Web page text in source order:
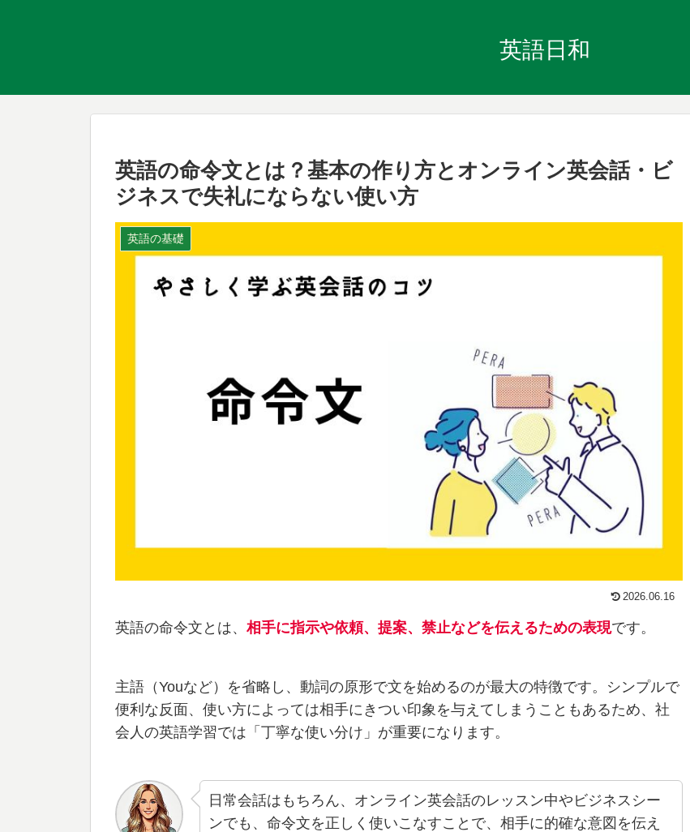
英語日和
英語の命令文とは？基本の作り方とオンライン英会話・ビ
ジネスで失礼にならない使い方
英語の基礎
2026.06.16
英語の命令文とは、 相手に指示や依頼、提案、禁止などを伝えるための表現です。
主語（Youなど）を省略し、動詞の原形で文を始めるのが最大の特徴です。シンプルで
便利な反面、使い方によっては相手にきつい印象を与えてしまうこともあるため、社
会人の英語学習では「丁寧な使い分け」が重要になります。
日常会話はもちろん、オンライン英会話のレッスン中やビジネスシー
ンでも、命令文を正しく使いこなすことで、相手に的確な意図を伝え